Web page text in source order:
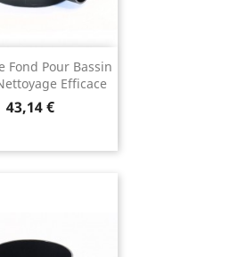
Fond Pour Bassin
Efficace
Prix
43,14 €